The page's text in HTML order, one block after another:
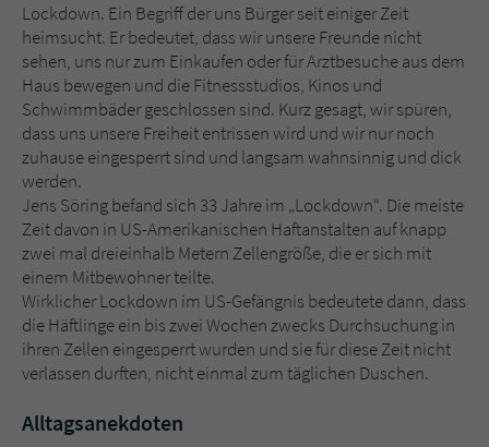
Lockdown. Ein Begriff der uns Bürger seit einiger Zeit
heimsucht. Er bedeutet, dass wir unsere Freunde nicht
sehen, uns nur zum Einkaufen oder für Arztbesuche aus dem
Haus bewegen und die Fitnessstudios, Kinos und
Schwimmbäder geschlossen sind. Kurz gesagt, wir spüren,
dass uns unsere Freiheit entrissen wird und wir nur noch
zuhause eingesperrt sind und langsam wahnsinnig und dick
werden.
Jens Söring befand sich 33 Jahre im „Lockdown“. Die meiste
Zeit davon in US-Amerikanischen Haftanstalten auf knapp
zwei mal dreieinhalb Metern Zellengröße, die er sich mit
einem Mitbewohner teilte.
Wirklicher Lockdown im US-Gefängnis bedeutete dann, dass
die Häftlinge ein bis zwei Wochen zwecks Durchsuchung in
ihren Zellen eingesperrt wurden und sie für diese Zeit nicht
verlassen durften, nicht einmal zum täglichen Duschen.
Alltagsanekdoten
Zweck
Dieses Cookie gewährleistet die
Kommunikation der Webseite mit dem
Benutzer. Es wird benötigt um z. B. den
Sicherheitscode des Kontaktformulars zu
überprüfen.